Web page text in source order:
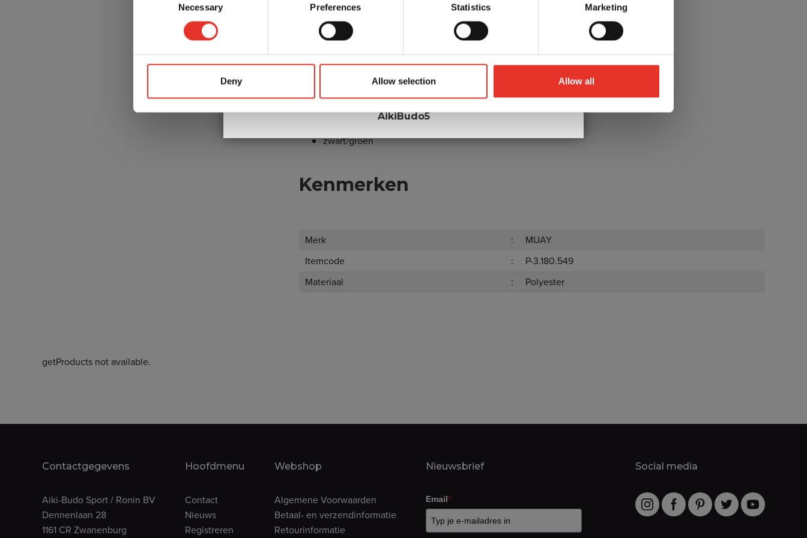
Necessary Preferences Statistics Marketing
Deny Allow selection Allow all
Deze Muay Micro Mesh Boxing Short is leverbaar in de maten XS t/m XL.
Kleuren
Deze Muay Micro Mesh Short is verkrijgbaar in de volgende kleuren:
zwart/blauw
zwart/rood
zwart/oranje
zwart/groen
Kenmerken
Merk
MUAY
Itemcode
P-3.180.549
Materiaal
Polyester
getProducts not available.
Korting op je eerste bestelling?
Gebruik onderstaande code bij het afrekenen voor 5% korting en bespaar
direct op bokshandschoenen, gi's, protectie en nog veel meer.
AikiBudo5
Contactgegevens
Aiki-Budo Sport / Ronin BV
Dennenlaan 28
1161 CR Zwanenburg
Hoofdmenu
Contact
Nieuws
Registreren
Webshop
Algemene Voorwaarden
Betaal- en verzendinformatie
Retourinformatie
Nieuwsbrief
Email*
Social media